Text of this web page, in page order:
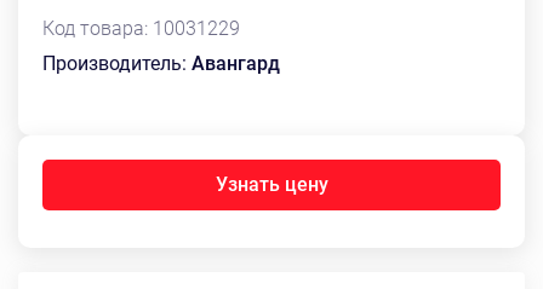
Код товара: 10031229
Производитель: Авангард
Узнать цену